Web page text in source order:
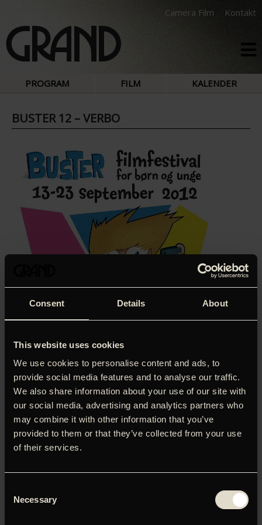
Consent Details About
This website uses cookies
We use cookies to personalise content and ads, to
provide social media features and to analyse our traffic.
We also share information about your use of our site with
our social media, advertising and analytics partners who
may combine it with other information that you’ve
provided to them or that they’ve collected from your use
of their services.
Selection
Necessary
Camera Film Kontakt
PROGRAM FILM KALENDER
BUSTER 12 – VERBO
Den unge teenager Sarah føler sig ude af trit med den
forstår hende, og hun søger desperat efter meningen med
omkring i byen bliver katalysatoren til et hæsblæsende
eventyr ind i en ukendt og dyster underverden, hvor Sarah